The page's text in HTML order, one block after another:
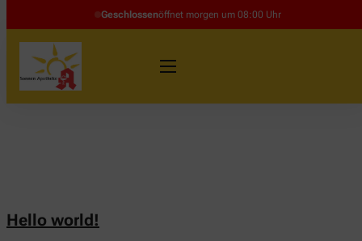
Geschlossenöffnet morgen um 08:00 Uhr
Hello world!